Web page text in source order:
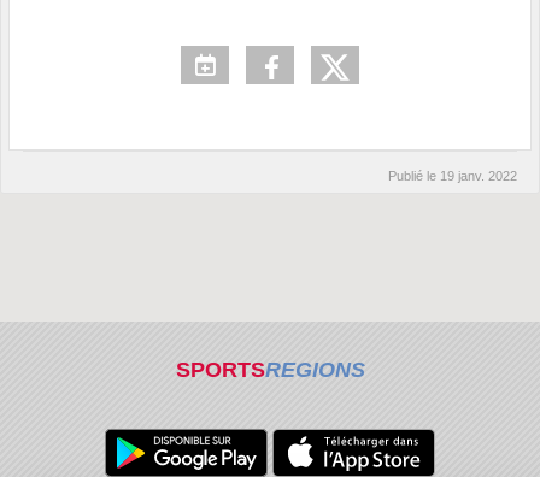
Publié le 19 janv. 2022
SPORTSREGIONS